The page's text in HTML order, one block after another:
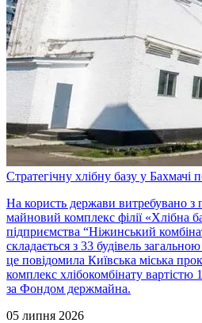
Стратегічну хлібну базу у Бахмачі
На користь держави витребувано з
майновий комплекс філії «Хлібна
підприємства “Ніжинський
складається з 33 будівель
це повідомила Київська міська
комплекс хлібокомбінату вартістю
за Фондом держмайна.
05 липня 2026